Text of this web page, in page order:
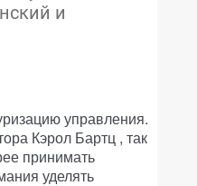
и
управления.
Кэрол Бартц , так
принимать
уделять